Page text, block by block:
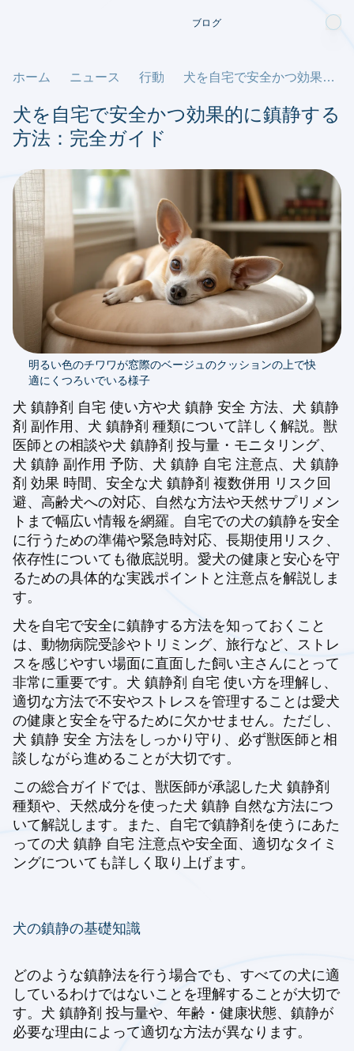
ブログ
ホーム ニュース 行動 犬を自宅で安全かつ効果的に鎮静する方法：完全ガイド
犬を自宅で安全かつ効果的に鎮静する
方法：完全ガイド
明るい色のチワワが窓際のベージュのクッションの上で快
適にくつろいでいる様子
犬 鎮静剤 自宅 使い方や犬 鎮静 安全 方法、犬 鎮静
剤 副作用、犬 鎮静剤 種類について詳しく解説。獣
医師との相談や犬 鎮静剤 投与量・モニタリング、
犬 鎮静 副作用 予防、犬 鎮静 自宅 注意点、犬 鎮静
剤 効果 時間、安全な犬 鎮静剤 複数併用 リスク回
避、高齢犬への対応、自然な方法や天然サプリメン
トまで幅広い情報を網羅。自宅での犬の鎮静を安全
に行うための準備や緊急時対応、長期使用リスク、
依存性についても徹底説明。愛犬の健康と安心を守
るための具体的な実践ポイントと注意点を解説しま
す。
犬を自宅で安全に鎮静する方法を知っておくこと
は、動物病院受診やトリミング、旅行など、ストレ
スを感じやすい場面に直面した飼い主さんにとって
非常に重要です。犬 鎮静剤 自宅 使い方を理解し、
適切な方法で不安やストレスを管理することは愛犬
の健康と安全を守るために欠かせません。ただし、
犬 鎮静 安全 方法をしっかり守り、必ず獣医師と相
談しながら進めることが大切です。
この総合ガイドでは、獣医師が承認した犬 鎮静剤
種類や、天然成分を使った犬 鎮静 自然な方法につ
いて解説します。また、自宅で鎮静剤を使うにあた
っての犬 鎮静 自宅 注意点や安全面、適切なタイミ
ングについても詳しく取り上げます。
犬の鎮静の基礎知識
どのような鎮静法を行う場合でも、すべての犬に適
しているわけではないことを理解することが大切で
す。犬 鎮静剤 投与量や、年齢・健康状態、鎮静が
必要な理由によって適切な方法が異なります。